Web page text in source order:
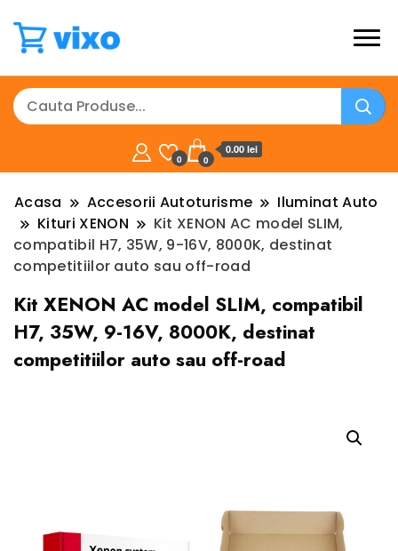
0 0
0.00 lei
Acasa Accesorii Autoturisme
Iluminat Auto
Kituri XENON
Kit XENON AC model SLIM,
compatibil H7, 35W, 9-16V, 8000K, destinat
competitiilor auto sau off-road
Kit XENON AC model SLIM, compatibil
H7, 35W, 9-16V, 8000K, destinat
competitiilor auto sau off-road